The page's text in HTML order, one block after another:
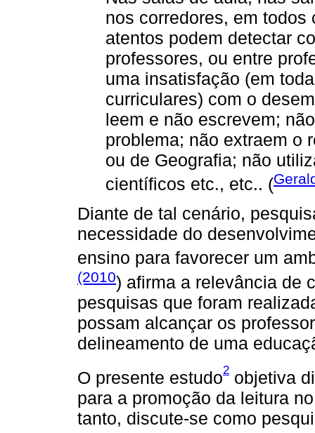
nos corredores, em
atentos podem detectar
professores, ou entre
uma insatisfação (em
curriculares) com o
leem e não escrevem;
problema; não extraem o
ou de Geografia; não
científicos etc., etc.. (
Diante de tal cenário,
necessidade do
ensino para favorecer um
(2010) afirma a relevância de
pesquisas que foram
possam alcançar os
delineamento de uma
O presente estudo2 objetiva
para a promoção da leitura
tanto, discute-se como